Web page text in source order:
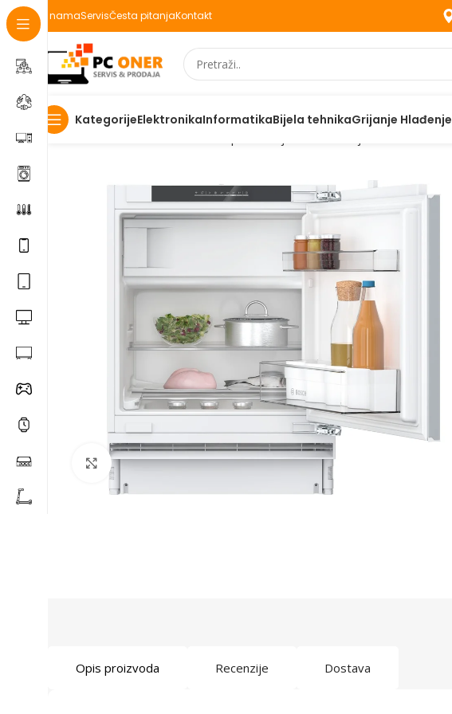
O namaServisČesta pitanjaKontakt
KategorijeElektronikaInformatikaBijela tehnikaGrijanje Hlađenje
Početna
Click to enlarge
Opis proizvoda Recenzije Dostava